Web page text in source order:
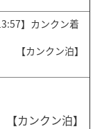
】カンクン着
【カンクン泊】
【カンクン泊】